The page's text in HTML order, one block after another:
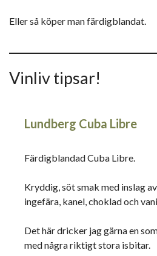
Eller så köper man färdigblandat.
Vinliv tipsar!
Lundberg Cuba Libre
Färdigblandad Cuba Libre.
Kryddig, söt smak med inslag
ingefära, kanel, choklad och
Det här dricker jag gärna en
med några riktigt stora isbitar.